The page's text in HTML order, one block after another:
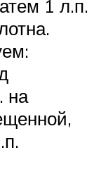
1 л.п.
на